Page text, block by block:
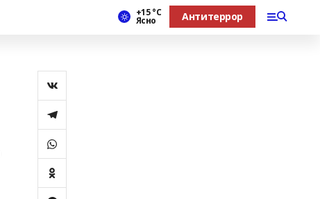
+15 °С
Ясно Антитеррор